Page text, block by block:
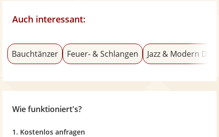
Auch interessant:
Bauchtänzer Feuer- & Schlangen Jazz & Modern
Wie funktioniert's?
1. Kostenlos anfragen